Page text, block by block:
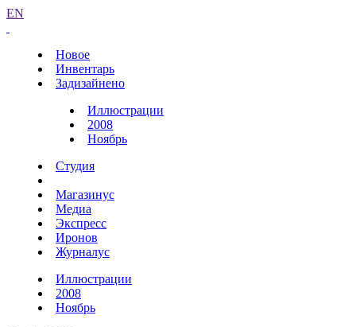
EN
Новое
Инвентарь
Задизайнено
Иллюстрации
2008
Ноябрь
Студия
Магазинус
Медиа
Экспресс
Иронов
Журналус
Иллюстрации
2008
Ноябрь